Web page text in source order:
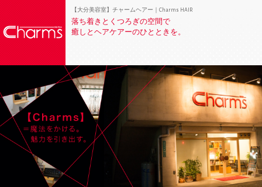
【大分美容室】チャームヘアー｜Charms HAIR
落ち着きとくつろぎの空間で
癒しとヘアケアーのひとときを。